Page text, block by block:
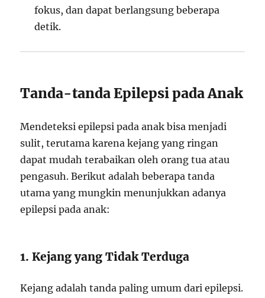
fokus, dan dapat berlangsung beberapa
detik.
Tanda-tanda Epilepsi pada Anak
Mendeteksi epilepsi pada anak bisa menjadi
sulit, terutama karena kejang yang ringan
dapat mudah terabaikan oleh orang tua atau
pengasuh. Berikut adalah beberapa tanda
utama yang mungkin menunjukkan adanya
epilepsi pada anak:
1. Kejang yang Tidak Terduga
Kejang adalah tanda paling umum dari epilepsi.